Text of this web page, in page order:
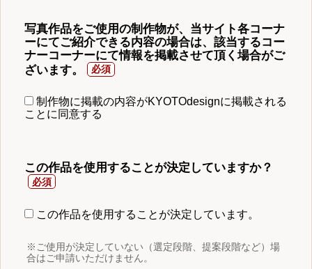
写真作品をご使用の制作物が、当サイト各コーナ
ーにてご紹介できる内容の場合は、該当するコー
ナーコーナーにて情報を掲載させて頂く場合がご
ざいます。
制作物に掲載の内容がKYOTOdesignに掲載される
ことに同意する
この作品を使用することが決定していますか？
この作品を使用することが決定しています。
※ご使用が決定していない（選定段階、提案段階など）場
合はご申請いただけません。